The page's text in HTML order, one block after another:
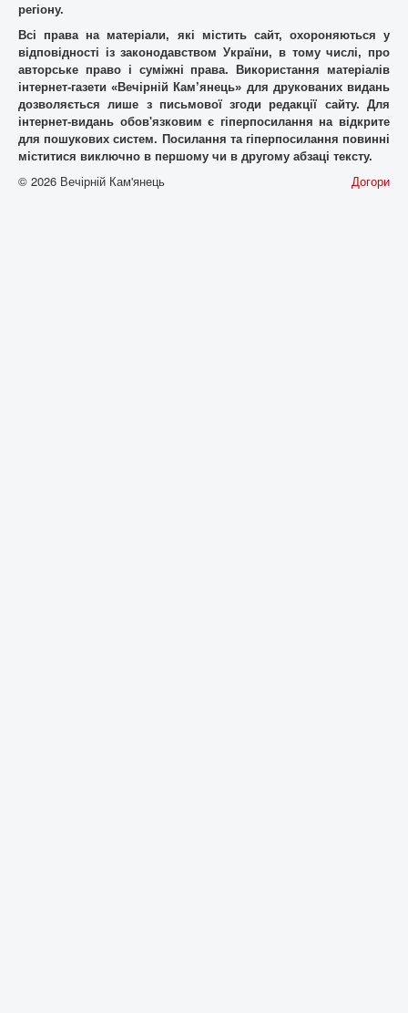
регіону.
Всі права на матеріали, які містить cайт, охороняються у
відповідності із законодавством України, в тому числі, про
авторське право і суміжні права. Використання матерiалiв
інтернет-газети «Вечірній Кам’янець» для друкованих видань
дозволяється лише з письмової згоди редакції сайту. Для
iнтернет-видань обов'язковим є гiперпосилання на відкрите
для пошукових систем. Посилання та гіперпосилання повинні
міститися виключно в першому чи в другому абзаці тексту.
Догори
© 2026 Вечірній Кам'янець